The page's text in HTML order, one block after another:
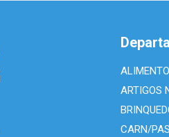
ARTIGOS
CARN/